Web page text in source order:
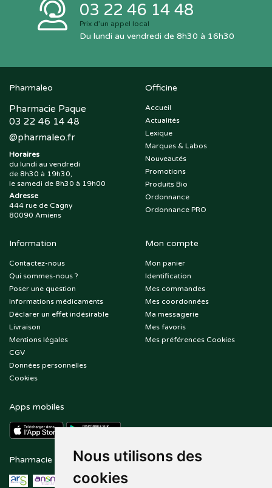
Nous utilisons des
cookies
03 22 46 14 48
Prix d’un appel local
Du lundi au vendredi de 8h30 à 16h30
Pharmaleo
Pharmacie Paque
03 22 46 14 48
@pharmaleo.fr
Horaires
du lundi au vendredi
de 8h30 à 19h30,
le samedi de 8h30 à 19h00
Adresse
444 rue de Cagny
80090 Amiens
Officine
Accueil
Actualités
Lexique
Marques & Labos
Nouveautés
Promotions
Produits Bio
Ordonnance
Ordonnance PRO
Information
Contactez-nous
Qui sommes-nous ?
Poser une question
Informations médicaments
Déclarer un effet indésirable
Livraison
Mentions légales
CGV
Données personnelles
Cookies
Mon compte
Mon panier
Identification
Mes commandes
Mes coordonnées
Ma messagerie
Mes favoris
Mes préférences Cookies
Apps mobiles
Pharmacie en ligne agréée Paiement sécurisé